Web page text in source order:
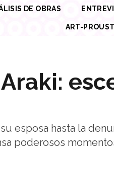
DE OBRAS
ART-PROUST
esposa hasta la
poderosos